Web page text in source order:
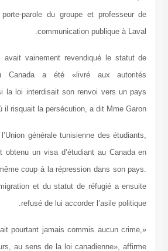
porte-parole du groupe et professeur de
communication publique à Laval.
avait vainement revendiqué le statut de
au Canada a été «livré aux autorités
si la loi interdisait son renvoi vers un pays
où il risquait la persécution, a dit Mme Garon.
l’Union générale tunisienne des étudiants,
obtenu un visa d’étudiant au Canada en
même coup à la répression dans son pays.
et du statut de réfugié a ensuite
refusé de lui accorder l’asile politique.
pourtant jamais commis aucun crime,
au sens de la loi canadienne», affirme